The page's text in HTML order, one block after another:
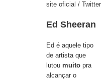
site oficial / Twitter
Ed Sheeran
Ed é aquele tipo
de artista que
lutou muito pra
alcançar o